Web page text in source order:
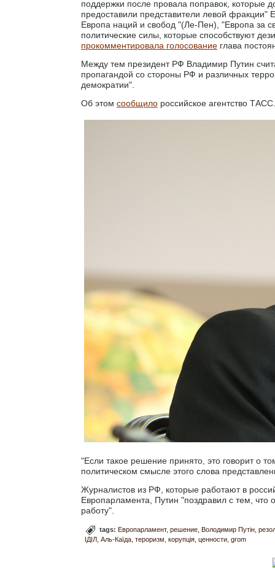
поддержки после провала поправок, которые
предоставили представители левой
Европа наций и свобод "(Ле-Пен), "Европа за
политические силы, которые способствуют
прокомментировала голосование глава
Между тем президент РФ Владимир Путин
пропагандой со стороны РФ и различных
демократии".
Об этом сообщило российское агентство ТАСС.
"Если такое решение принято, это говорит о
политическом смысле этого слова
Журналистов из РФ, которые работают в
Европарламента, Путин "поздравил с тем, что
работу".
tags: Европарламент решение Володимир Путін
ІДІЛ Аль-Каїда тероризм корупція ценности grom